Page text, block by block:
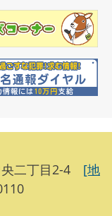
二丁目2-4 [地